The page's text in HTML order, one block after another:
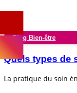
Blog Bien-être
Quels types de
La pratique du soin